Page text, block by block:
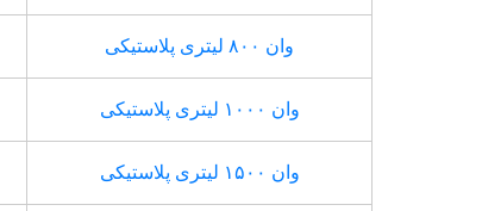
وان ۸۰۰ لیتری پلاستیکی
وان ۱۰۰۰ لیتری پلاستیکی
وان ۱۵۰۰ لیتری پلاستیکی